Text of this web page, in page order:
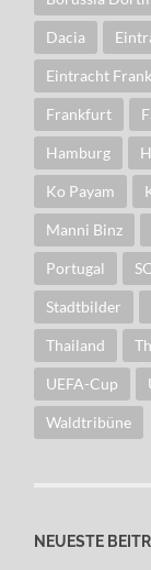
Dacia
Eintracht
Frankfurt
Hamburg
Ko Payam
Manni Binz
Portugal
Stadtbilder
Thailand
UEFA-Cup
Waldtribüne
NEUESTE